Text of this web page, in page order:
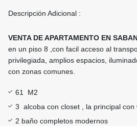
Descripción Adicional :
VENTA DE APARTAMENTO EN
en un piso 8 ,con facil acceso al
privilegiada, amplios espacios,
con zonas comunes.
61 M2
3 alcoba con closet , la principal con
2 baño completos modernos